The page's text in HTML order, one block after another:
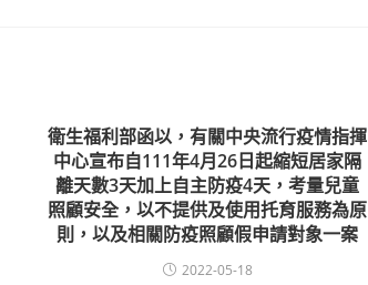
衛生福利部函以，有關中央流行疫情指揮
中心宣布自111年4月26日起縮短居家隔
離天數3天加上自主防疫4天，考量兒童
照顧安全，以不提供及使用托育服務為原
則，以及相關防疫照顧假申請對象一案
2022-05-18